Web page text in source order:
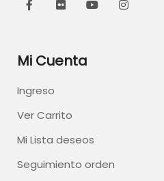
Mi Cuenta
Ingreso
Ver Carrito
Mi Lista deseos
Seguimiento orden